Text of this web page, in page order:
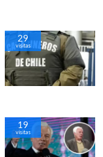
29
visitas
19
visitas